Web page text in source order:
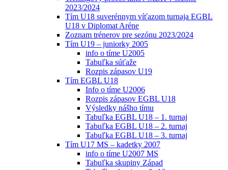
2023/2024
Tím U18 suverénnym víťazom turnaja EGBL
U18 v Diplomat Aréne
Zoznam trénerov pre sezónu 2023/2024
Tím U19 – juniorky 2005
info o tíme U2005
Tabuľka súťaže
Rozpis zápasov U19
Tím EGBL U18
Info o tíme U2006
Rozpis zápasov EGBL U18
Výsledky nášho tímu
Tabuľka EGBL U18 – 1. turnaj
Tabuľka EGBL U18 – 2. turnaj
Tabuľka EGBL U18 – 3. turnaj
Tím U17 MS – kadetky 2007
info o tíme U2007 MS
Tabuľka skupiny Západ